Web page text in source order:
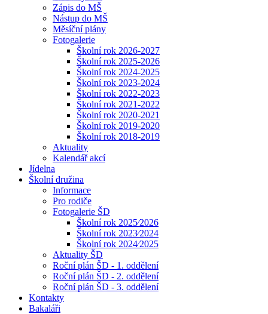
Zápis do MŠ
Nástup do MŠ
Měsíční plány
Fotogalerie
Školní rok 2026-2027
Školní rok 2025-2026
Školní rok 2024-2025
Školní rok 2023-2024
Školní rok 2022-2023
Školní rok 2021-2022
Školní rok 2020-2021
Školní rok 2019-2020
Školní rok 2018-2019
Aktuality
Kalendář akcí
Jídelna
Školní družina
Informace
Pro rodiče
Fotogalerie ŠD
Školní rok 2025⁄2026
Školní rok 2023⁄2024
Školní rok 2024⁄2025
Aktuality ŠD
Roční plán ŠD - 1. oddělení
Roční plán ŠD - 2. oddělení
Roční plán ŠD - 3. oddělení
Kontakty
Bakaláři